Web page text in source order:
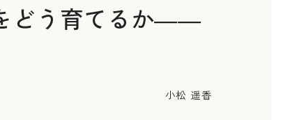
どう育てるか――
小松 遥香